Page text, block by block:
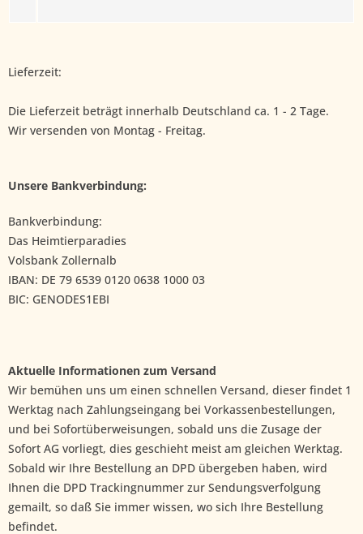
Lieferzeit:
Die Lieferzeit beträgt innerhalb Deutschland ca. 1 - 2 Tage.
Wir versenden von Montag - Freitag.
Unsere Bankverbindung:
Bankverbindung:
Das Heimtierparadies
Volsbank Zollernalb
IBAN: DE 79 6539 0120 0638 1000 03
BIC: GENODES1EBI
Aktuelle Informationen zum Versand
Wir bemühen uns um einen schnellen Versand, dieser findet 1
Werktag nach Zahlungseingang bei Vorkassenbestellungen,
und bei Sofortüberweisungen, sobald uns die Zusage der
Sofort AG vorliegt, dies geschieht meist am gleichen Werktag.
Sobald wir Ihre Bestellung an DPD übergeben haben, wird
Ihnen die DPD Trackingnummer zur Sendungsverfolgung
gemailt, so daß Sie immer wissen, wo sich Ihre Bestellung
befindet.